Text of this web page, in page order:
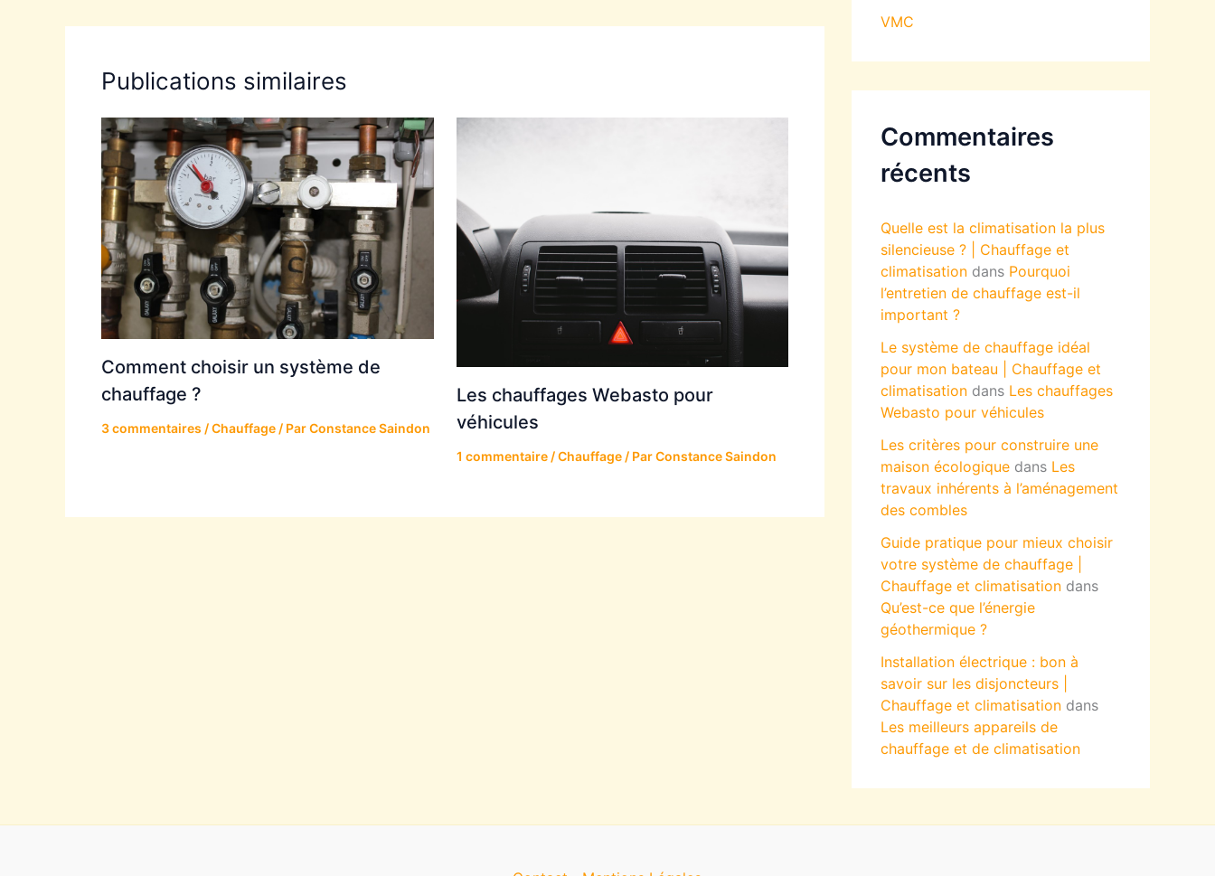
Publications similaires
Comment choisir un système de
chauffage ?
3 commentaires /Chauffage / ParConstance Saindon
Les chauffages Webasto pour
véhicules
1 commentaire /Chauffage/ ParConstance Saindon
VMC
Commentaires
récents
Quelle est la climatisation la plus
silencieuse ? | Chauffage et
climatisation dans Pourquoi
l’entretien de chauffage est-il
important ?
Le système de chauffage idéal
pour mon bateau | Chauffage et
climatisation dans Les chauffages
Webasto pour véhicules
Les critères pour construire une
maison écologique dans Les
travaux inhérents à l’aménagement
des combles
Guide pratique pour mieux choisir
votre système de chauffage |
Chauffage et climatisation dans
Qu’est-ce que l’énergie
géothermique ?
Installation électrique : bon à
savoir sur les disjoncteurs |
Chauffage et climatisation dans
Les meilleurs appareils de
chauffage et de climatisation